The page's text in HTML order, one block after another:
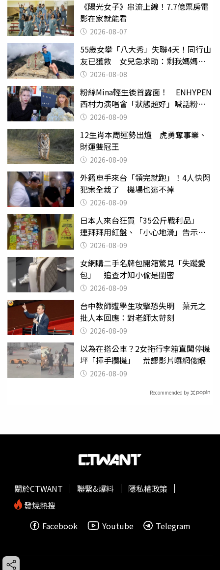
《陽光女子》串流上線！7.7億票房電
影在家就能看
2026-08-07
55歲女攀「八大秀」失聯4天！同行山
友已獲救 女兒急求助：剩我媽媽還
沒找到
2026-08-08
粉絲Mina輕生後首露面！ ENHYPEN
西村力演唱會「狀態超好」喊話粉
絲：我們心意相通
2026-08-09
12生肖本周運勢出爐 虎勇奪事業、
財運雙冠王
2026-08-09
外籍車手來台「領完就跑」！4人快閃
犯案全栽了 機場也逃不掉
2026-08-09
日本人來台狂買「35公斤戰利品」
連拜拜用紅盤、「小心地滑」告示牌
也帶回家
2026-08-09
女網購二手名牌包開箱驚見「失蹤愛
包」 追查才知小偷是閨密
2026-08-09
台中教師遭學生攻擊恐失明 葉元之
批人本回應：對老師太苛刻
2026-08-09
以為在搭公車？2女拖行李箱直闖停機
坪「揮手攔機」 荒謬影片曝網傻眼
2026-08-09
Recommended by
關於CTWANT 聯繫&爆料
隱私權政策
發燒熱搜
Facebook
Youtube Telegram